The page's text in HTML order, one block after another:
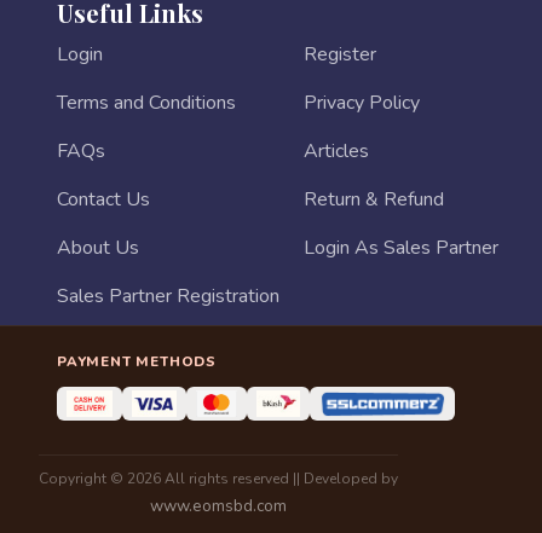
Useful Links
Login
Register
Terms and Conditions
Privacy Policy
FAQs
Articles
Contact Us
Return & Refund
About Us
Login As Sales Partner
Sales Partner Registration
PAYMENT METHODS
Copyright © 2026 All rights reserved || Developed by
www.eomsbd.com